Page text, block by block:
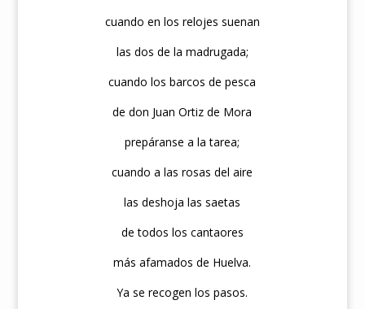
cuando en los relojes suenan
las dos de la madrugada;
cuando los barcos de pesca
de don Juan Ortiz de Mora
prepáranse a la tarea;
cuando a las rosas del aire
las deshoja las saetas
de todos los cantaores
más afamados de Huelva.
Ya se recogen los pasos.